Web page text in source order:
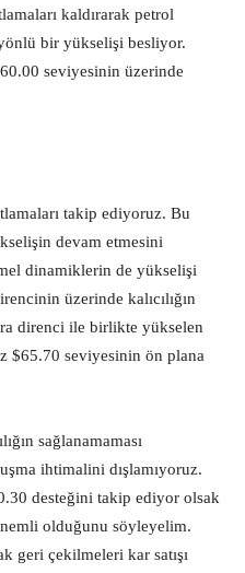
kaldırarak petrol
bir yükselişi besliyor.
seviyesinin üzerinde
takip ediyoruz. Bu
devam etmesini
dinamiklerin de yükselişi
üzerinde kalıcılığın
direnci ile birlikte yükselen
$65.70 seviyesinin ön plana
sağlanamaması
ihtimalini dışlamıyoruz.
desteğini takip ediyor olsak
olduğunu söyleyelim.
geri çekilmeleri kar satışı